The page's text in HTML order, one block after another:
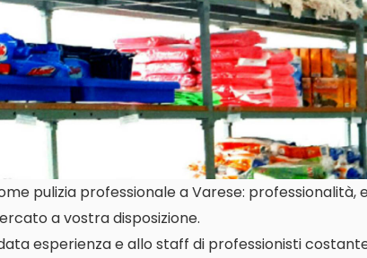
pulizia professionale a Varese: professionalità,
a vostra disposizione.
esperienza e allo staff di professionisti